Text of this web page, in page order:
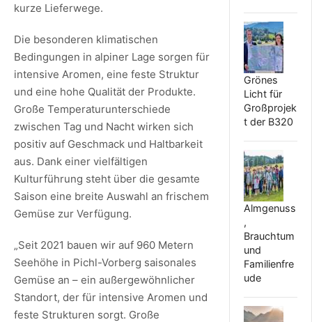
kurze Lieferwege.
Die besonderen klimatischen
Bedingungen in alpiner Lage sorgen für
intensive Aromen, eine feste Struktur
und eine hohe Qualität der Produkte.
Große Temperaturunterschiede
zwischen Tag und Nacht wirken sich
positiv auf Geschmack und Haltbarkeit
aus. Dank einer vielfältigen
Kulturführung steht über die gesamte
Saison eine breite Auswahl an frischem
Gemüse zur Verfügung.
„Seit 2021 bauen wir auf 960 Metern
Seehöhe in Pichl-Vorberg saisonales
Gemüse an – ein außergewöhnlicher
Standort, der für intensive Aromen und
feste Strukturen sorgt. Große
Grönes
Licht für
Großprojek
t der B320
Almgenuss
,
Brauchtum
und
Familienfre
ude